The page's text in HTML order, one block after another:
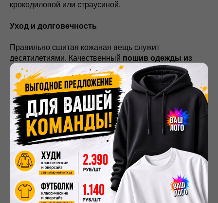
крокодиловой или страусиной.
Уход и долговечность
Правильно сшитая кожаная вещь служит
десятилетиями. Качественный пошив одежды из
кожи предполагает не только создание изделия, но и
консультацию по уходу. Вам объяснят, как чистить, чем
питать кожу, как хранить изделие. Со временем такая
вещь становится только лучше — появляется
индивидуальная потертость, мягкость, уникальный
рельеф.
Мечтаете о качественной кожаной вещи,
созданной специально для вас?
Компания«Мерч№1» предлагает услуги по
индивидуальному пошиву одежды из кожи. Наши
мастера работают с разными видами кожи и создают